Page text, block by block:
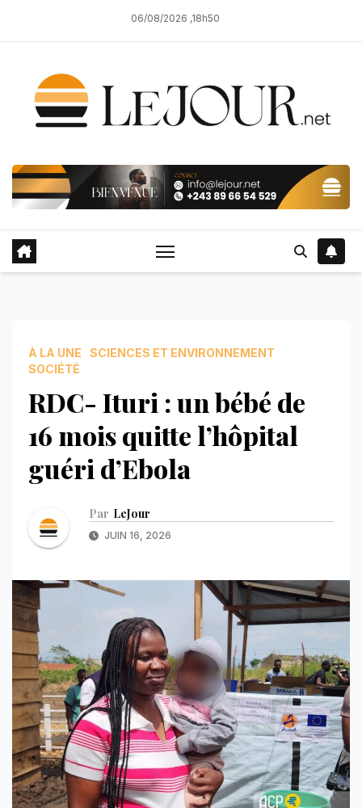
06/08/2026 ,18h50
À LA UNE
SCIENCES ET ENVIRONNEMENT
SOCIÉTÉ
RDC- Ituri : un bébé de
16 mois quitte l’hôpital
guéri d’Ebola
Par LeJour
JUIN 16, 2026